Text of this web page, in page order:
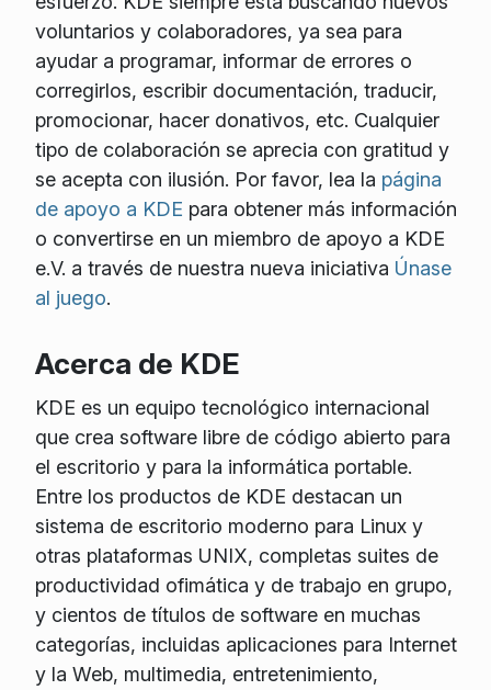
voluntarios y colaboradores, ya sea para
ayudar a programar, informar de errores o
corregirlos, escribir documentación, traducir,
promocionar, hacer donativos, etc. Cualquier
tipo de colaboración se aprecia con gratitud y
se acepta con ilusión. Por favor, lea la página
de apoyo a KDE para obtener más información
o convertirse en un miembro de apoyo a KDE
e.V. a través de nuestra nueva iniciativa Únase
al juego.
Acerca de KDE
KDE es un equipo tecnológico internacional
que crea software libre de código abierto para
el escritorio y para la informática portable.
Entre los productos de KDE destacan un
sistema de escritorio moderno para Linux y
otras plataformas UNIX, completas suites de
productividad ofimática y de trabajo en grupo,
y cientos de títulos de software en muchas
categorías, incluidas aplicaciones para Internet
y la Web, multimedia, entretenimiento,